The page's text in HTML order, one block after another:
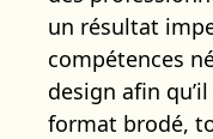
un résultat
compétences
design afin
format brodé,